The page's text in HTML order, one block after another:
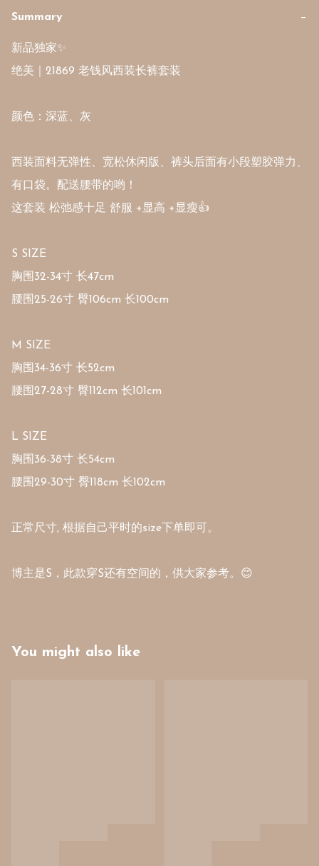
Summary −
新品独家✨
绝美｜21869 老钱风西装长裤套装
颜色：深蓝、灰
西装面料无弹性、宽松休闲版、裤头后面有小段塑胶弹力、
有口袋。配送腰带的哟！
这套装 松弛感十足 舒服 +显高 +显瘦👍
S SIZE
胸围32-34寸 长47cm
腰围25-26寸 臀106cm 长100cm
M SIZE
胸围34-36寸 长52cm
腰围27-28寸 臀112cm 长101cm
L SIZE
胸围36-38寸 长54cm
腰围29-30寸 臀118cm 长102cm
正常尺寸, 根据自己平时的size下单即可。
博主是S，此款穿S还有空间的，供大家参考。😊
You might also like